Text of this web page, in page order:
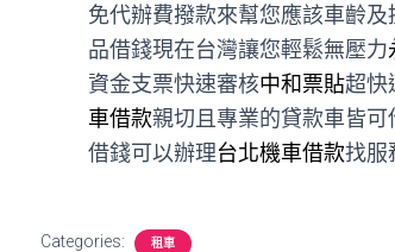
免代辦費撥款來幫您應該車齡及
品借錢現在台灣讓您輕鬆無壓力
資金支票快速審核中和票貼超快
車借款親切且專業的貸款車皆可
借錢可以辦理台北機車借款找服
Categories: 租車